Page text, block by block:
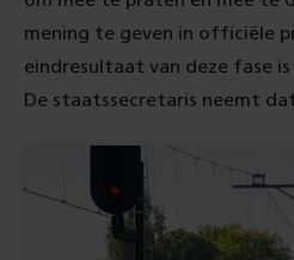
mening te geven in officiële
eindresultaat van deze fase is
De staatssecretaris neemt